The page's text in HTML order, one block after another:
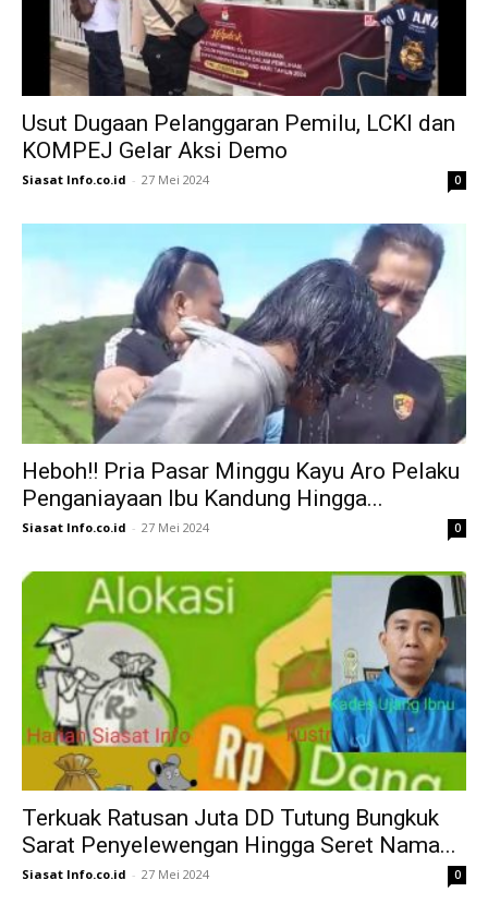
Usut Dugaan Pelanggaran Pemilu, LCKI dan
KOMPEJ Gelar Aksi Demo
Siasat Info.co.id - 27 Mei 2024 0
Heboh!! Pria Pasar Minggu Kayu Aro Pelaku
Penganiayaan Ibu Kandung Hingga...
Siasat Info.co.id - 27 Mei 2024 0
Terkuak Ratusan Juta DD Tutung Bungkuk
Sarat Penyelewengan Hingga Seret Nama...
Siasat Info.co.id - 27 Mei 2024 0